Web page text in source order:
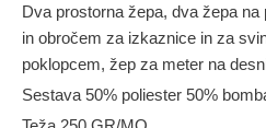
Dva prostorna žepa, dva žepa
in obročem za izkaznice in za
poklopcem, žep za meter na
Sestava 50% poliester 50%